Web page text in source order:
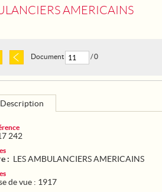
AMERICAINS
Document / 0
Description
242
: LES AMBULANCIERS AMERICAINS
de vue : 1917